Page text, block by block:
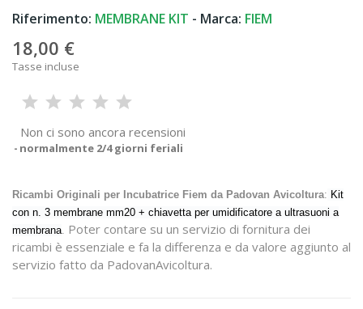
Riferimento: MEMBRANE KIT - Marca: FIEM
18,00 €
Tasse incluse
Non ci sono ancora recensioni
normalmente 2/4 giorni feriali
Ricambi Originali per Incubatrice Fiem da Padovan Avicoltura: Kit
con n. 3 membrane mm20 + chiavetta per umidificatore a ultrasuoni a
membrana. Poter contare su un servizio di fornitura dei
ricambi è essenziale e fa la differenza e da valore aggiunto al
servizio fatto da PadovanAvicoltura.